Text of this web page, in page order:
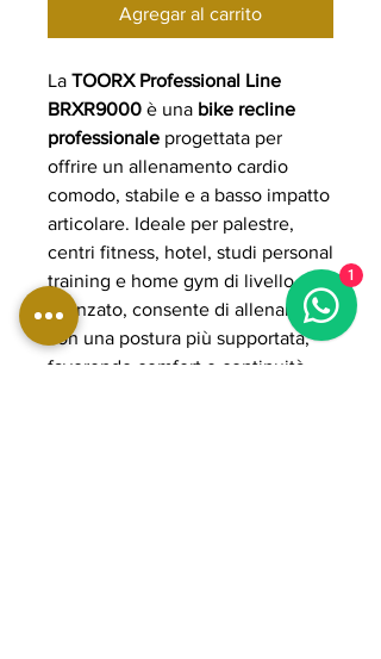
Agregar al carrito
La TOORX Professional Line
BRXR9000 è una bike recline
professionale progettata per
offrire un allenamento cardio
comodo, stabile e a basso impatto
articolare. Ideale per palestre,
centri fitness, hotel, studi personal
training e home gym di livello
avanzato, consente di allenarsi
con una postura più supportata,
favorendo comfort e continuità
1